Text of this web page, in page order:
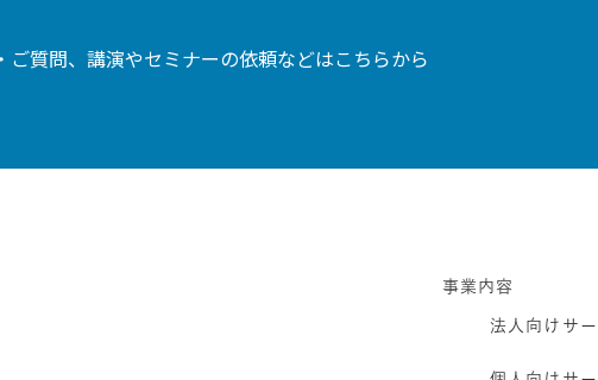
ご質問、講演やセミナーの依頼などはこちらから
事業内容
法人向けサ